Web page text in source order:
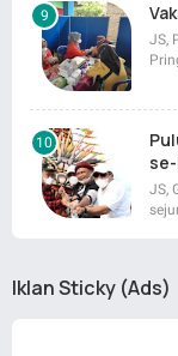
JS,
JS,
Iklan Sticky (Ads)